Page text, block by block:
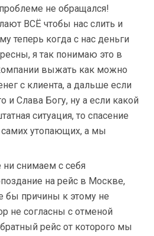
не обращался!
ВСЁ чтобы нас слить и
теперь когда с нас деньги
я так понимаю это в
выжать как можно
с клиента, а дальше если
и Слава Богу, ну а если какой
ситуация, то спасение
утопающих, а мы
снимаем с себя
на рейс в Москве,
бы причины к этому не
не согласны с отменой
рейс от которого мы